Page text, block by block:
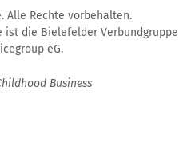
Alle Rechte vorbehalten.
die Bielefelder Verbundgruppe
eG.
Business